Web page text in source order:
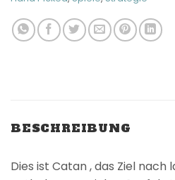
BESCHREIBUNG
Dies ist Catan , das Ziel nach